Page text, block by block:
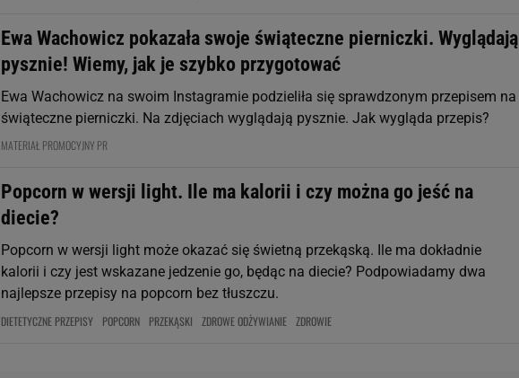
Ewa Wachowicz pokazała swoje świąteczne pierniczki. Wyglądają
pysznie! Wiemy, jak je szybko przygotować
Ewa Wachowicz na swoim Instagramie podzieliła się sprawdzonym przepisem na
świąteczne pierniczki. Na zdjęciach wyglądają pysznie. Jak wygląda przepis?
MATERIAŁ PROMOCYJNY PR
Popcorn w wersji light. Ile ma kalorii i czy można go jeść na
diecie?
Popcorn w wersji light może okazać się świetną przekąską. Ile ma dokładnie
kalorii i czy jest wskazane jedzenie go, będąc na diecie? Podpowiadamy dwa
najlepsze przepisy na popcorn bez tłuszczu.
DIETETYCZNE PRZEPISY POPCORN PRZEKĄSKI ZDROWE ODŻYWIANIE ZDROWIE